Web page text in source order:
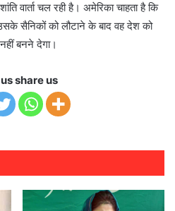
वार्ता चल रही है। अमेरिका चाहता है कि
सैनिकों को लौटाने के बाद वह देश को
बनने देगा।
share us